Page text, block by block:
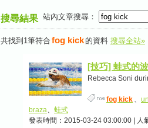
搜尋結果 站內文章搜尋：
共找到1筆符合fog kick 的資料 搜尋全站»
[技巧] 蛙式的
Rebecca Soni
fog kick
braza
蛙式
發表時間：2015-03-24 03:00:00 | 人